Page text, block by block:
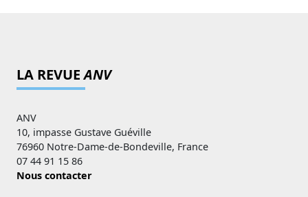
LA REVUEANV
ANV
10, impasse Gustave Guéville
76960 Notre-Dame-de-Bondeville, France
07 44 91 15 86
Nous contacter